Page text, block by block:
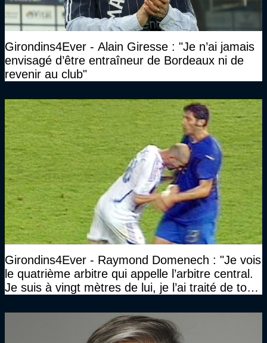
Girondins4Ever - Alain Giresse : "Je n’ai jamais
envisagé d’être entraîneur de Bordeaux ni de
revenir au club"
Girondins4Ever - Raymond Domenech : "Je vois
le quatrième arbitre qui appelle l’arbitre central.
Je suis à vingt mètres de lui, je l’ai traité de tous